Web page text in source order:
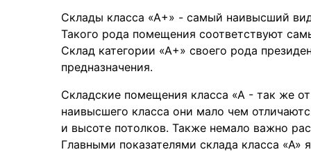
Склады класса «А+» - самый наивысший
Такого рода помещения соответствуют
Склад категории «А+» своего рода
предназначения.
Складские помещения класса «А - так же
наивысшего класса они мало чем
и высоте потолков. Также немало важно
Главными показателями склада класса